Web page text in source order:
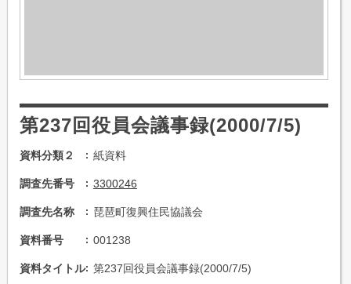
第237回役員会議事録(2000/7/5)
資料分類２ 紙資料
調査先番号 3300246
調査先名称 琵琶町復興住民協議会
資料番号 001238
資料タイトル 第237回役員会議事録(2000/7/5)